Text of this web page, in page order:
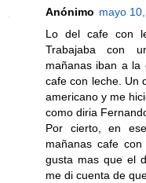
Anónimo mayo
Lo del cafe con
Trabajaba con
mañanas iban a la
cafe con leche. Un
americano y me
como diria
Por cierto, en
mañanas cafe
gusta mas que el
me di cuenta de